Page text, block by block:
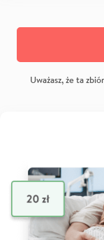
Uważasz, że ta